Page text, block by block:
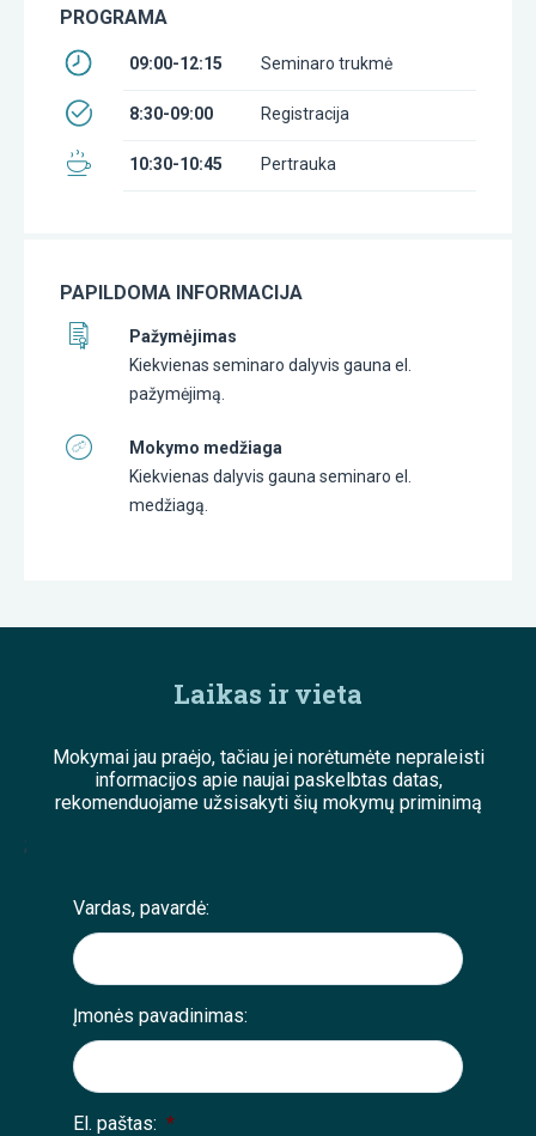
PROGRAMA
09:00-12:15 Seminaro trukmė
8:30-09:00 Registracija
10:30-10:45 Pertrauka
PAPILDOMA INFORMACIJA
Pažymėjimas
Kiekvienas seminaro dalyvis gauna el.
pažymėjimą.
Mokymo medžiaga
Kiekvienas dalyvis gauna seminaro el.
medžiagą.
Laikas ir vieta
Mokymai jau praėjo, tačiau jei norėtumėte nepraleisti
informacijos apie naujai paskelbtas datas,
rekomenduojame užsisakyti šių mokymų priminimą
;
Vardas, pavardė:
Įmonės pavadinimas:
El. paštas: *